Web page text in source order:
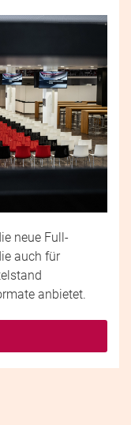
neue Full-
auch für
anbietet.